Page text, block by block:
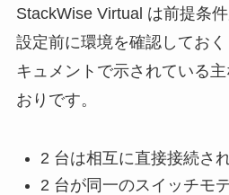
StackWise Virtual は前提条
設定前に環境を確認してお
キュメントで示されている
おりです。
2 台は相互に直接接続さ
2 台が同一のスイッチモ